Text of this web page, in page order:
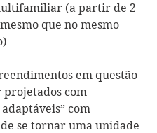
(a partir de 2
que no mesmo
em questão
projetados com
com
se tornar uma unidade